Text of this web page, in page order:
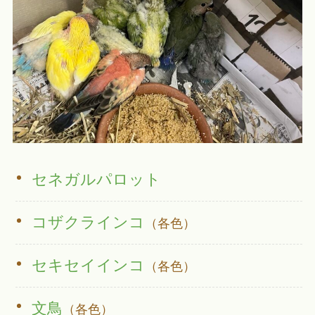
セネガルパロット
コザクラインコ （各色）
セキセイインコ （各色）
文鳥 （各色）